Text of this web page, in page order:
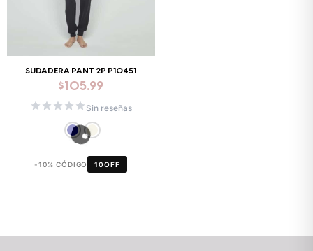
SUDADERA PANT 2P P10451
$105.99
Sin reseñas
-10% CÓDIGO 10OFF